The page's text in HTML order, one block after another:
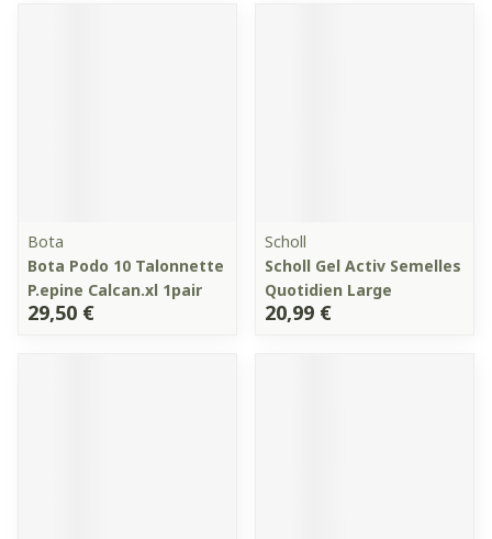
Bota
Bota Podo 10 Talonnette
P.epine Calcan.xl 1pair
29,50 €
Scholl
Scholl Gel Activ Semelles
Quotidien Large
20,99 €